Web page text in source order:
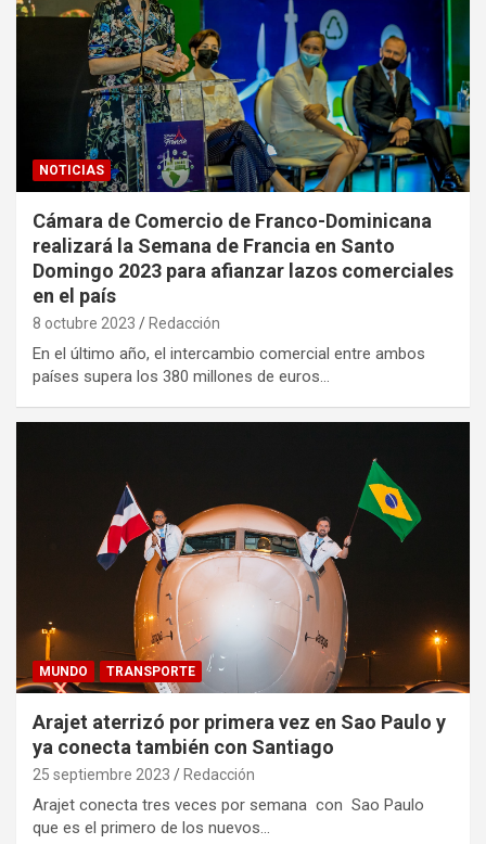
NOTICIAS
Cámara de Comercio de Franco-Dominicana
realizará la Semana de Francia en Santo
Domingo 2023 para afianzar lazos comerciales
en el país
8 octubre 2023 Redacción
En el último año, el intercambio comercial entre ambos
países supera los 380 millones de euros…
MUNDO TRANSPORTE
Arajet aterrizó por primera vez en Sao Paulo y
ya conecta también con Santiago
25 septiembre 2023 Redacción
Arajet conecta tres veces por semana con Sao Paulo
que es el primero de los nuevos…